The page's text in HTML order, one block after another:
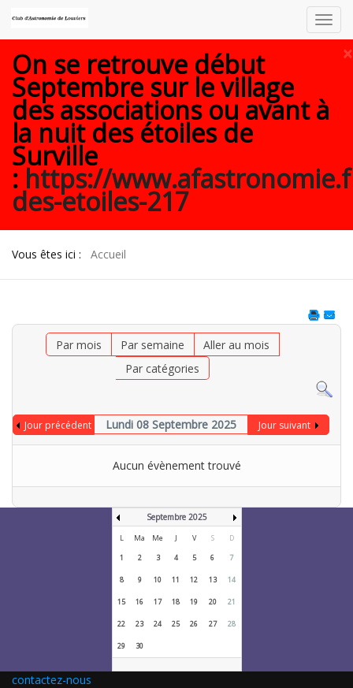
×
On se retrouve début
Septembre sur le village
des associations ou avant à
la nuit des étoiles de
Surville
: https://
des-etoiles-217
Vous êtes ici : Accueil
Par mois Par semaine
Aller au mois
Par catégories
Jour précédent Lundi 08 Septembre 2025 Jour suivant
Aucun évènement trouvé
Septembre 2025
L Ma Me J V S
D
1
2 3 4 5 6 7
8 9 10 11 12 13 14
15 16 17 18 19 20 21
22 23 24 25 26 27 28
29 30
contactez-nous